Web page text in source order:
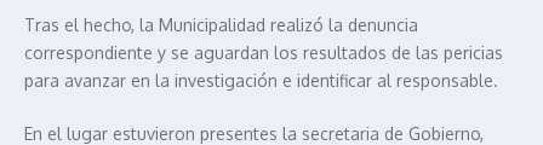
Tras el hecho, la Municipalidad realizó la denuncia
correspondiente y se aguardan los resultados de las pericias
para avanzar en la investigación e identificar al responsable.
En el lugar estuvieron presentes la secretaria de Gobierno,